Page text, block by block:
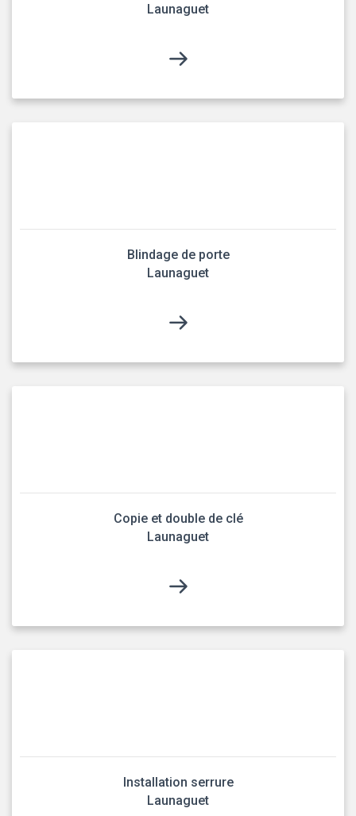
Launaguet
Blindage de porte
Launaguet
Copie et double de clé
Launaguet
Installation serrure
Launaguet